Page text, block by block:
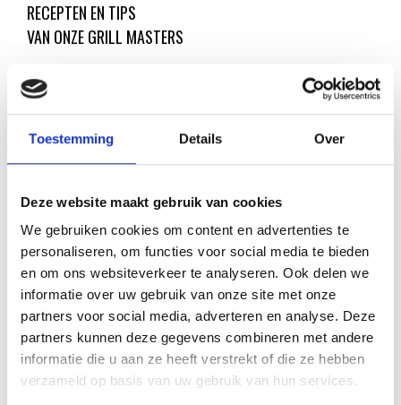
Toestemming Details Over
Deze website maakt gebruik van cookies
We gebruiken cookies om content en advertenties te
personaliseren, om functies voor social media te bieden
en om ons websiteverkeer te analyseren. Ook delen we
informatie over uw gebruik van onze site met onze
partners voor social media, adverteren en analyse. Deze
partners kunnen deze gegevens combineren met andere
informatie die u aan ze heeft verstrekt of die ze hebben
verzameld op basis van uw gebruik van hun services.
RECEPTEN EN TIPS
VAN ONZE GRILL MASTERS
MEER INFORMATIE
KAISERSCHMARNN
RECEPT